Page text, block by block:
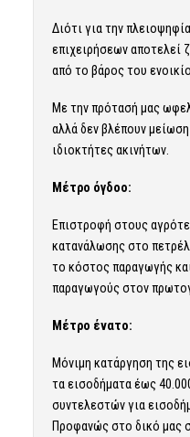
Διότι για την
επιχειρήσεων αποτελεί
από το βάρος του
Με την πρότασή μας
αλλά δεν βλέπουν
ιδιοκτήτες ακινήτων.
Μέτρο όγδοο:
Επιστροφή στους
κατανάλωσης στο
το κόστος παραγωγής
παραγωγούς στον
Μέτρο ένατο:
Μόνιμη κατάργηση της
τα εισοδήματα έως
συντελεστών για
Προφανώς στο δικό μας